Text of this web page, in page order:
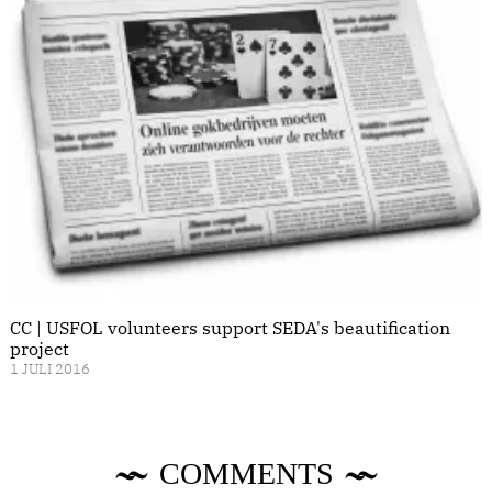
CC | USFOL volunteers support SEDA's beautification
project
1 JULI 2016
COMMENTS